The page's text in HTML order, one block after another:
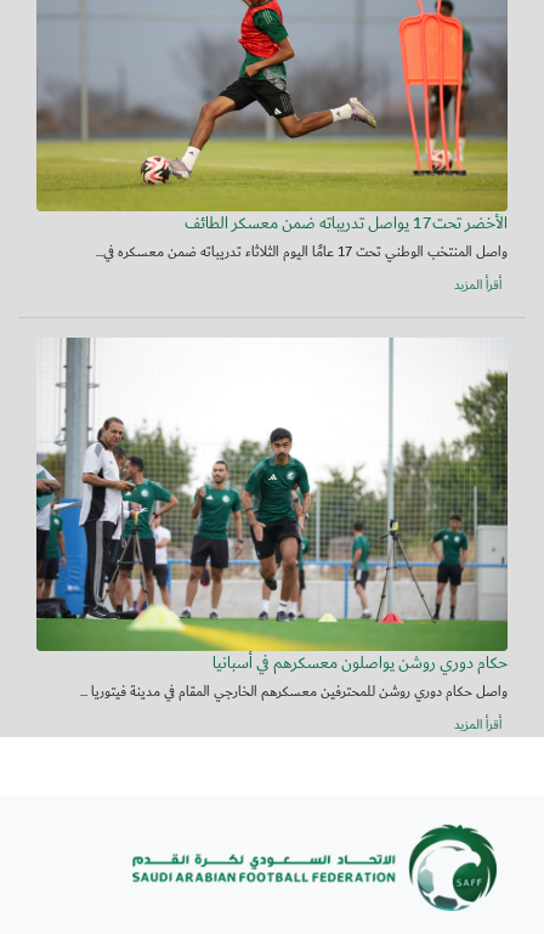
الأخضر تحت17 يواصل تدريباته ضمن معسكر الطائف
واصل المنتخب الوطني تحت 17 عامًا اليوم الثلاثاء تدريباته ضمن معسكره في...
أقرأ المزيد
حكام دوري روشن يواصلون معسكرهم في أسبانيا
واصل حكام دوري روشن للمحترفين معسكرهم الخارجي المقام في مدينة فيتوريا ...
أقرأ المزيد